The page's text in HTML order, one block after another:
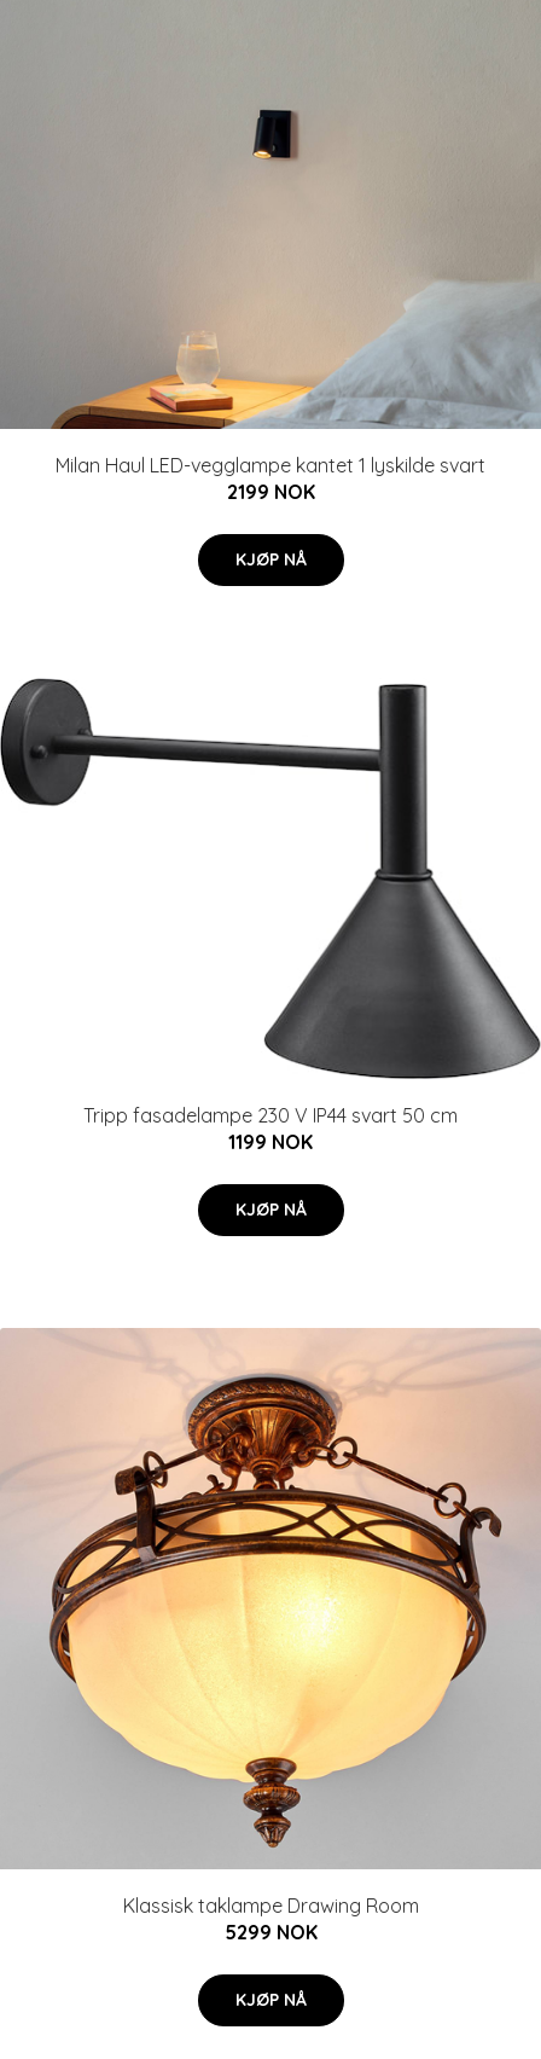
Milan Haul LED-vegglampe kantet 1 lyskilde svart
2199 NOK
KJØP NÅ
Tripp fasadelampe 230 V IP44 svart 50 cm
1199 NOK
KJØP NÅ
Klassisk taklampe Drawing Room
5299 NOK
KJØP NÅ